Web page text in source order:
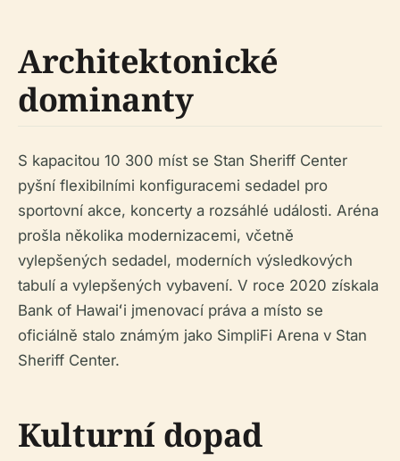
Architektonické
dominanty
S kapacitou 10 300 míst se Stan Sheriff Center
pyšní flexibilními konfiguracemi sedadel pro
sportovní akce, koncerty a rozsáhlé události. Aréna
prošla několika modernizacemi, včetně
vylepšených sedadel, moderních výsledkových
tabulí a vylepšených vybavení. V roce 2020 získala
Bank of Hawaiʻi jmenovací práva a místo se
oficiálně stalo známým jako SimpliFi Arena v Stan
Sheriff Center.
Kulturní dopad